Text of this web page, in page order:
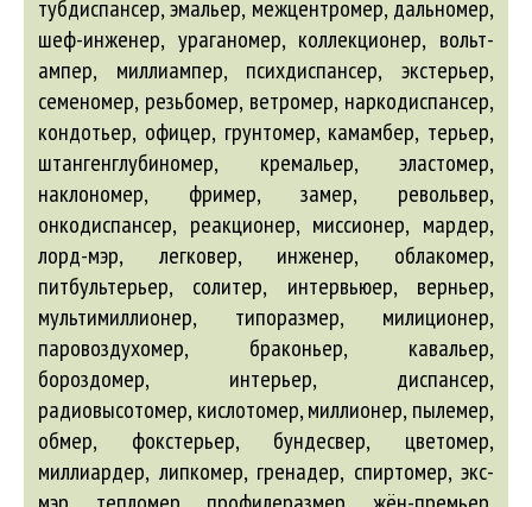
тубдиспансер, эмальер, межцентромер, дальномер,
шеф-инженер, ураганомер, коллекционер, вольт-
ампер, миллиампер, психдиспансер, экстерьер,
семеномер, резьбомер, ветромер, наркодиспансер,
кондотьер, офицер, грунтомер, камамбер, терьер,
штангенглубиномер, кремальер, эластомер,
наклономер, фример, замер, револьвер,
онкодиспансер, реакционер, миссионер, мардер,
лорд-мэр, легковер, инженер, облакомер,
питбультерьер, солитер, интервьюер, верньер,
мультимиллионер, типоразмер, милиционер,
паровоздухомер, браконьер, кавальер,
бороздомер, интерьер, диспансер,
радиовысотомер, кислотомер, миллионер, пылемер,
обмер, фокстерьер, бундесвер, цветомер,
миллиардер, липкомер, гренадер, спиртомер, экс-